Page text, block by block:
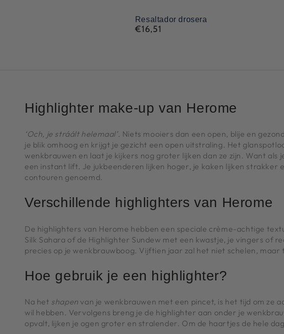
Resaltador
drosera
Resaltador drosera
Precio
€16,51
Highlighter make-up van Herome
‘Och, je stráált helemaal’. Niets mooiers dan een open, blije en
je blik omhoog en krijgt je gezicht een open uitstraling. Het
wenkbrauwen en laat je kijkers nog groter lijken dan ze zijn. Want
een instant lift. Je jukbeenderen lijken hoger, je kaken lijken
contouren genoemd.
Verschillende highlighters van Herome
De highlighters van Herome hebben een speciale crème-achtige
Silk Sahara of de Highlighter Sundew met een kwastje, je vingers of
precies op je wenkbrauwboog. Vijftien jaar zal het niet schelen,
Hoe gebruik je een highlighter?
Na het shapen van je wenkbrauwen met een pincet, is het tijd om ze
wil hebben. Vervolgens breng je de highlighter aan onder je
opvalt, lijken je ogen groter en stralender. Om de haartjes de hele